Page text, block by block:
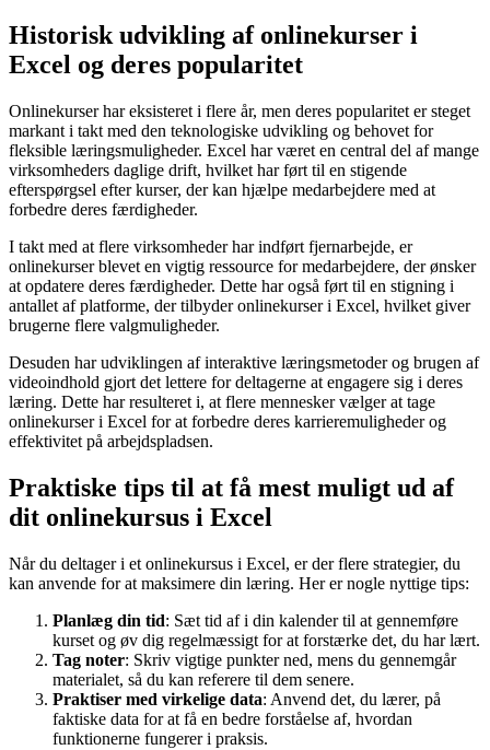
Historisk udvikling af onlinekurser i
Excel og deres popularitet
Onlinekurser har eksisteret i flere år, men deres popularitet er steget
markant i takt med den teknologiske udvikling og behovet for
fleksible læringsmuligheder. Excel har været en central del af mange
virksomheders daglige drift, hvilket har ført til en stigende
efterspørgsel efter kurser, der kan hjælpe medarbejdere med at
forbedre deres færdigheder.
I takt med at flere virksomheder har indført fjernarbejde, er
onlinekurser blevet en vigtig ressource for medarbejdere, der ønsker
at opdatere deres færdigheder. Dette har også ført til en stigning i
antallet af platforme, der tilbyder onlinekurser i Excel, hvilket giver
brugerne flere valgmuligheder.
Desuden har udviklingen af interaktive læringsmetoder og brugen af
videoindhold gjort det lettere for deltagerne at engagere sig i deres
læring. Dette har resulteret i, at flere mennesker vælger at tage
onlinekurser i Excel for at forbedre deres karrieremuligheder og
effektivitet på arbejdspladsen.
Praktiske tips til at få mest muligt ud af
dit onlinekursus i Excel
Når du deltager i et onlinekursus i Excel, er der flere strategier, du
kan anvende for at maksimere din læring. Her er nogle nyttige tips:
Planlæg din tid: Sæt tid af i din kalender til at gennemføre
kurset og øv dig regelmæssigt for at forstærke det, du har lært.
Tag noter: Skriv vigtige punkter ned, mens du gennemgår
materialet, så du kan referere til dem senere.
Praktiser med virkelige data: Anvend det, du lærer, på
faktiske data for at få en bedre forståelse af, hvordan
funktionerne fungerer i praksis.